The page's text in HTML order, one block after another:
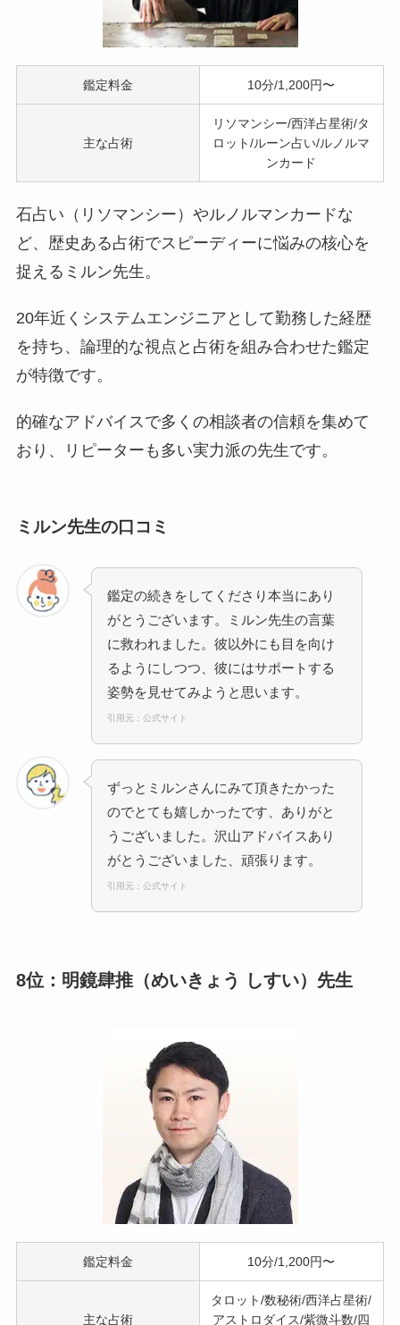
鑑定料金 10分/1,200円〜
主な占術
リソマンシー/西洋占星術/タ
ロット/ルーン占い/ルノルマ
ンカード
石占い（リソマンシー）やルノルマンカードな
ど、歴史ある占術でスピーディーに悩みの核心を
捉えるミルン先生。
20年近くシステムエンジニアとして勤務した経歴
を持ち、論理的な視点と占術を組み合わせた鑑定
が特徴です。
的確なアドバイスで多くの相談者の信頼を集めて
おり、リピーターも多い実力派の先生です。
ミルン先生の口コミ
鑑定の続きをしてくださり本当にあり
がとうございます。ミルン先生の言葉
に救われました。彼以外にも目を向け
るようにしつつ、彼にはサポートする
姿勢を見せてみようと思います。
引用元：公式サイト
ずっとミルンさんにみて頂きたかった
のでとても嬉しかったです、ありがと
うございました。沢山アドバイスあり
がとうございました、頑張ります。
引用元：公式サイト
8位：明鏡肆推（めいきょう しすい）先生
鑑定料金 10分/1,200円〜
主な占術
タロット/数秘術/西洋占星術/
アストロダイス/紫微斗数/四